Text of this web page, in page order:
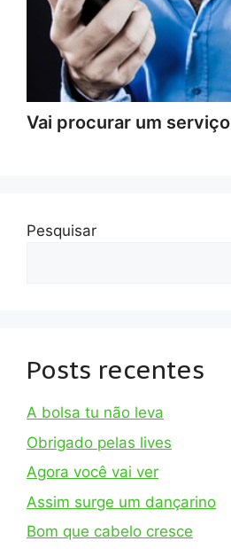
Vai procurar um serviço
Pesquisar
Posts recentes
A bolsa tu não leva
Obrigado pelas lives
Agora você vai ver
Assim surge um dançarino
Bom que cabelo cresce